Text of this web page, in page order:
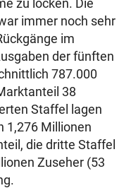
zu locken. Die
immer noch sehr
im
der fünften
787.000
38
Staffel lagen
1,276 Millionen
die dritte Staffel
Zuseher (53